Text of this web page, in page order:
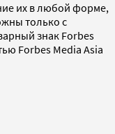
их в любой форме,
только с
знак Forbes
Forbes Media Asia